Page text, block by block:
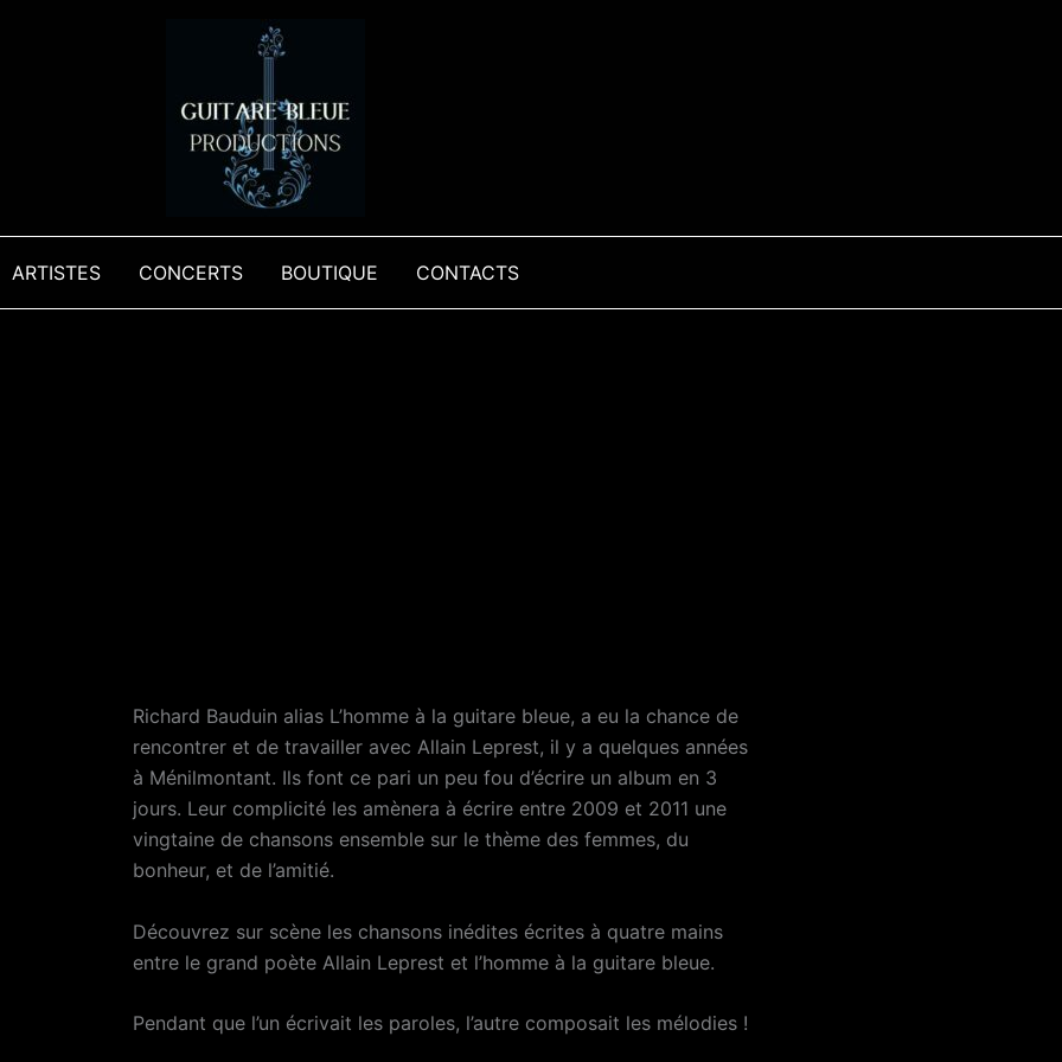
ARTISTES CONCERTS BOUTIQUE CONTACTS
Richard Bauduin alias L’homme à la guitare bleue, a eu la chance de
rencontrer et de travailler avec Allain Leprest, il y a quelques années
à Ménilmontant. Ils font ce pari un peu fou d’écrire un album en 3
jours. Leur complicité les amènera à écrire entre 2009 et 2011 une
vingtaine de chansons ensemble sur le thème des femmes, du
bonheur, et de l’amitié.
Découvrez sur scène les chansons inédites écrites à quatre mains
entre le grand poète Allain Leprest et l’homme à la guitare bleue.
Pendant que l’un écrivait les paroles, l’autre composait les mélodies !